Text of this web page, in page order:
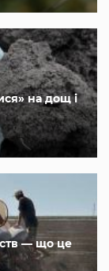
на дощ і
— що це